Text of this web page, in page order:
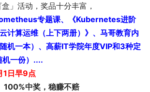
」活动，奖品十分丰富，
专题课、《Kubernetes进阶
计算运维（上下两册）》、 马哥教育内
机一本）、高薪IT学院年度VIP和3种定
机一份）....
1日早9点
100%中奖，稳赚不赔